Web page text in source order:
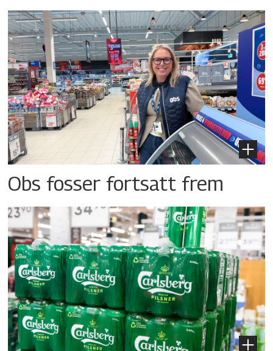
Obs fosser fortsatt frem